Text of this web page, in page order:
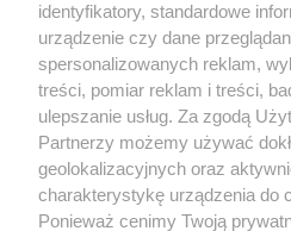
identyfikatory, standardowe
urządzenie czy dane
spersonalizowanych reklam,
treści, pomiar reklam i treści,
ulepszanie usług. Za zgodą
Partnerzy możemy używać
geolokalizacyjnych oraz
charakterystykę urządzenia do
Ponieważ cenimy Twoją